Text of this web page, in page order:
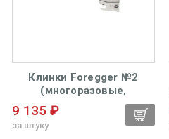
Клинки Foregger №2
(многоразовые,
фиброоптический) со
сменным световодом
9 135 ₽
за штуку